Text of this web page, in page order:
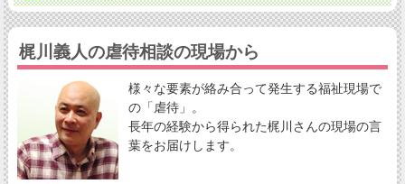
梶川義人の虐待相談の現場から
様々な要素が絡み合って発生する福祉現場で
の「虐待」。
長年の経験から得られた梶川さんの現場の言
葉をお届けします。